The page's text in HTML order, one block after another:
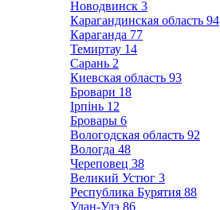
Новодвинск 3
Карагандинская область 94
Караганда 77
Темиртау 14
Сарань 2
Киевская область 93
Бровари 18
Ірпінь 12
Бровары 6
Вологодская область 92
Вологда 48
Череповец 38
Великий Устюг 3
Республика Бурятия 88
Улан-Удэ 86